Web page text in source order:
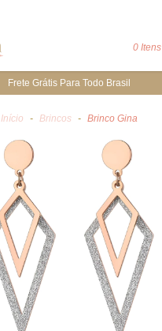
0 Itens
Frete Grátis Para Todo Brasil
Início - Brincos - Brinco Gina